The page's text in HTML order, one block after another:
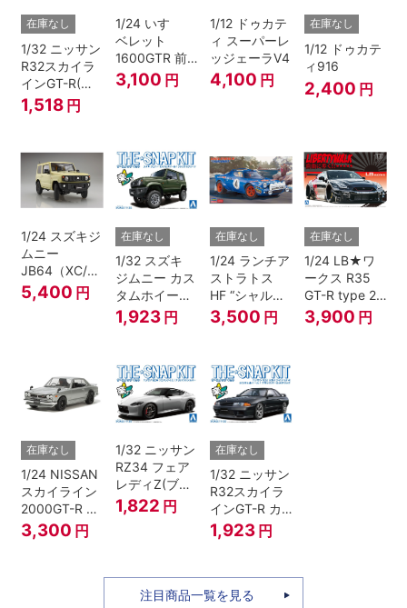
在庫なし
1/32 ニッサン
R32スカイラ
インGT-R(ス
パークシルバ
ー)
1,518 円
1/24 いすゞ
ベレット
1600GTR 前
期型（1969）
3,100 円
1/12 ドゥカテ
ィ スーパーレ
ッジェーラV4
4,100 円
在庫なし
1/12 ドゥカテ
ィ916
2,400 円
1/24 スズキジ
ムニー
JB64（XC/シ
フォンアイボ
リーメタリッ
5,400 円
在庫なし
1/32 スズキ
ジムニー カス
タムホイール
(ジャングルグ
リーン)
1,923 円
在庫なし
1/24 ランチア
ストラトス
HF “シャルド
ネ”
3,500 円
在庫なし
1/24 LB★ワ
ークス R35
GT-R type 2
Ver.2
3,900 円
在庫なし
1/24 NISSAN
スカイライン
2000GT-R ス
トリートカス
タム
3,300 円
1/32 ニッサン
RZ34 フェア
レディZ(ブリ
リアントシル
バー)
1,822 円
在庫なし
1/32 ニッサン
R32スカイラ
インGT-R カ
スタムホイー
ル(ブラックパ
ク)
1,923 円
注目商品一覧を見る